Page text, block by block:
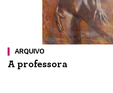
ARQUIVO
A professora